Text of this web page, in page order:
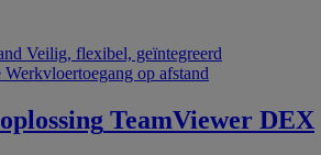
Veilig, flexibel, geïntegreerd
Werkvloertoegang op afstand
TeamViewer DEX